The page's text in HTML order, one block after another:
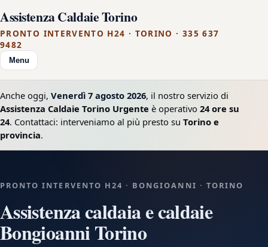
Assistenza Caldaie Torino
PRONTO INTERVENTO H24 · TORINO · 335 637
9482
Menu
Anche oggi, Venerdì 7 agosto 2026, il nostro servizio di
Assistenza Caldaie Torino Urgente è operativo 24 ore su
24. Contattaci: interveniamo al più presto su Torino e
provincia.
PRONTO INTERVENTO H24 · BONGIOANNI · TORINO
Assistenza caldaia e caldaie
Bongioanni Torino